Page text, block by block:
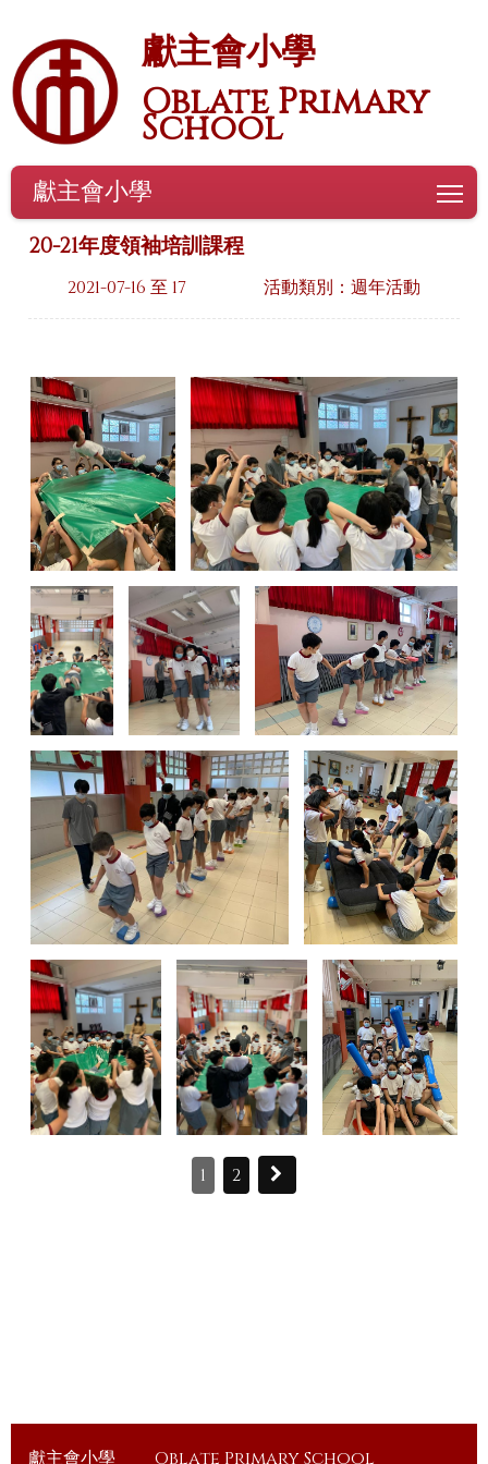
獻主會小學
Oblate Primary
School
獻主會小學
20-21年度領袖培訓課程
2021-07-16 至 17 活動類別：週年活動
1 2
獻主會小學 Oblate Primary School